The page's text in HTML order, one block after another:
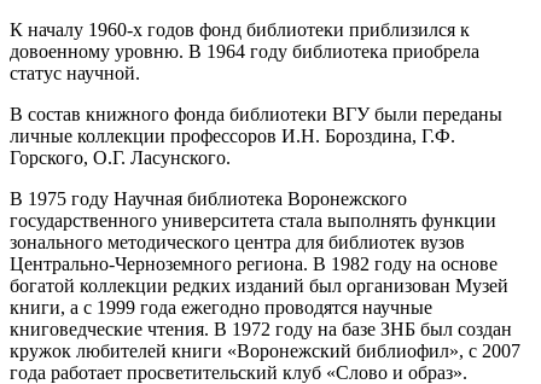
К началу 1960-х годов фонд библиотеки приблизился к
довоенному уровню. В 1964 году библиотека приобрела
статус научной.
В состав книжного фонда библиотеки ВГУ были переданы
личные коллекции профессоров И.Н. Бороздина, Г.Ф.
Горского, О.Г. Ласунского.
В 1975 году Научная библиотека Воронежского
государственного университета стала выполнять функции
зонального методического центра для библиотек вузов
Центрально-Черноземного региона. В 1982 году на основе
богатой коллекции редких изданий был организован Музей
книги, а с 1999 года ежегодно проводятся научные
книговедческие чтения. В 1972 году на базе ЗНБ был создан
кружок любителей книги «Воронежский библиофил», с 2007
года работает просветительский клуб «Слово и образ».